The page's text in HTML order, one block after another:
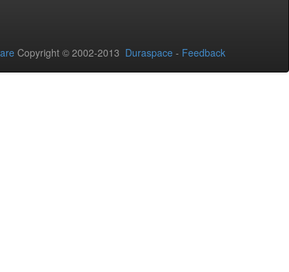
Copyright © 2002-2013 Duraspace - Feedback